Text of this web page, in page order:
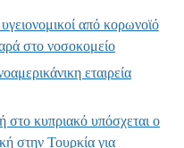
από κορωνοϊό
στο νοσοκομείο
εταιρεία
κυπριακό υπόσχεται ο
στην Τουρκία για